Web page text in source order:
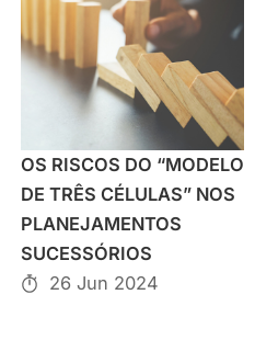
OS RISCOS DO “MODELO
DE TRÊS CÉLULAS” NOS
PLANEJAMENTOS
SUCESSÓRIOS
26 Jun 2024